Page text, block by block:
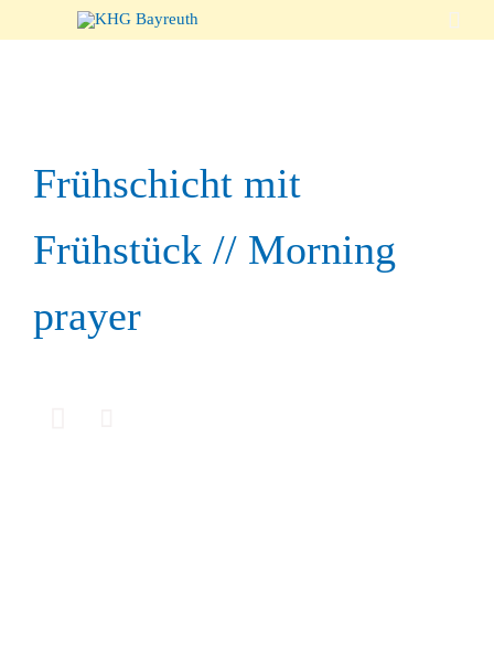

Frühschicht mit
Frühstück // Morning
prayer